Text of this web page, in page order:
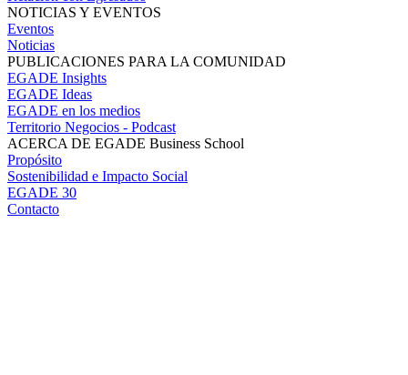
NOTICIAS Y EVENTOS
Eventos
Noticias
PUBLICACIONES PARA LA COMUNIDAD
EGADE Insights
EGADE Ideas
EGADE en los medios
Territorio Negocios - Podcast
ACERCA DE EGADE Business School
Propósito
Sostenibilidad e Impacto Social
EGADE 30
Contacto